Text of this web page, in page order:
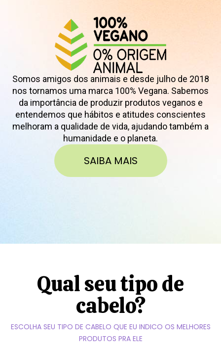
Somos amigos dos animais e desde julho de 2018
nos tornamos uma marca 100% Vegana. Sabemos
da importância de produzir produtos veganos e
entendemos que hábitos e atitudes conscientes
melhoram a qualidade de vida, ajudando também a
humanidade e o planeta.
SAIBA MAIS
Qual seu tipo de
cabelo?
ESCOLHA SEU TIPO DE CABELO QUE EU INDICO OS MELHORES
PRODUTOS PRA ELE